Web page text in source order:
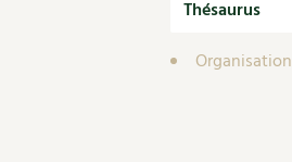
Thésaurus
Organisation